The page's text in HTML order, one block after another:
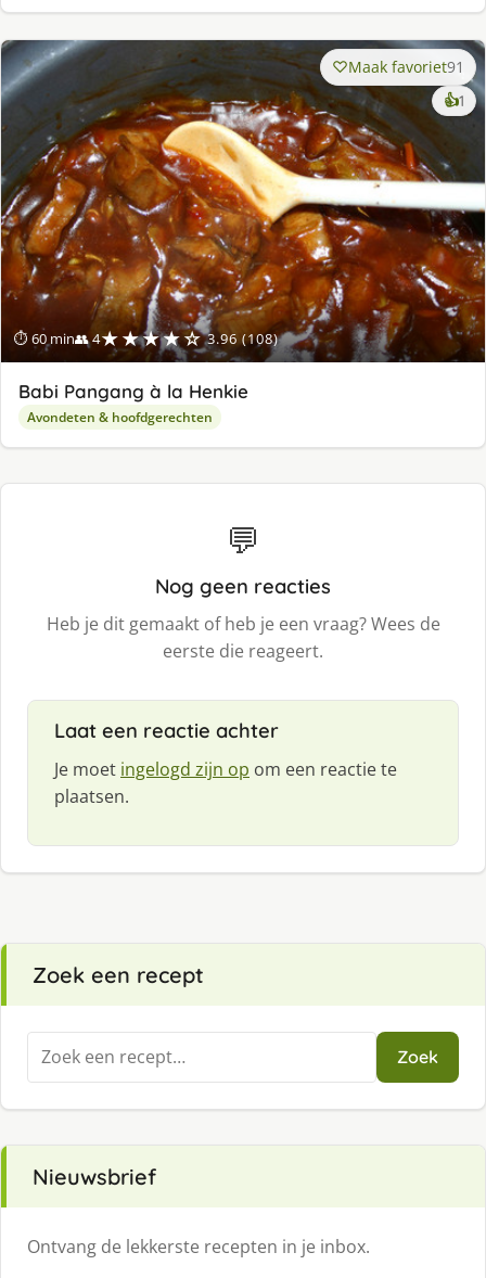
⏱ 60 min👥 4★★★★☆ 3.96 (108)
Maak favoriet91
👍1
Babi Pangang à la Henkie
Avondeten & hoofdgerechten
💬
Nog geen reacties
Heb je dit gemaakt of heb je een vraag? Wees de
eerste die reageert.
Laat een reactie achter
Je moet ingelogd zijn op om een reactie te
plaatsen.
Zoek een recept
Zoeken
naar:
Zoek
Nieuwsbrief
Ontvang de lekkerste recepten in je inbox.